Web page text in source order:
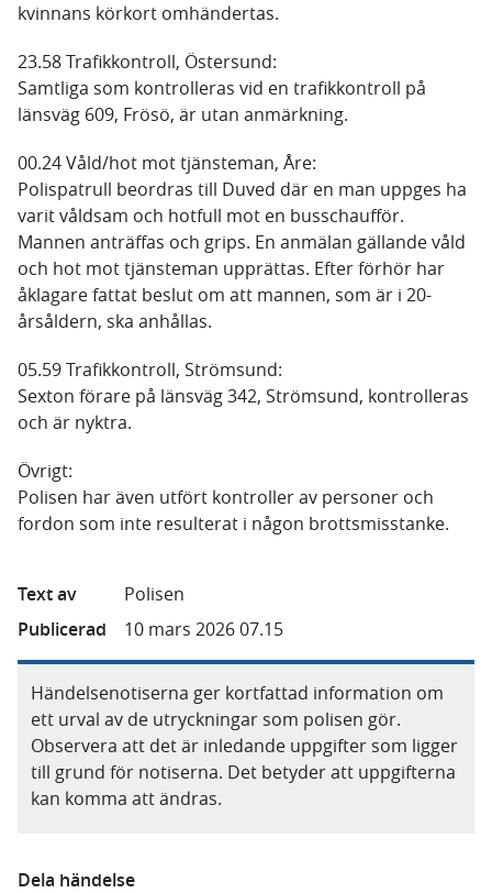
kvinnans körkort omhändertas.
23.58 Trafikkontroll, Östersund:
Samtliga som kontrolleras vid en trafikkontroll på
länsväg 609, Frösö, är utan anmärkning.
00.24 Våld/hot mot tjänsteman, Åre:
Polispatrull beordras till Duved där en man uppges ha
varit våldsam och hotfull mot en busschaufför.
Mannen anträffas och grips. En anmälan gällande våld
och hot mot tjänsteman upprättas. Efter förhör har
åklagare fattat beslut om att mannen, som är i 20-
årsåldern, ska anhållas.
05.59 Trafikkontroll, Strömsund:
Sexton förare på länsväg 342, Strömsund, kontrolleras
och är nyktra.
Övrigt:
Polisen har även utfört kontroller av personer och
fordon som inte resulterat i någon brottsmisstanke.
Text av
Polisen
Publicerad
10 mars 2026 07.15
Händelsenotiserna ger kortfattad information om
ett urval av de utryckningar som polisen gör.
Observera att det är inledande uppgifter som ligger
till grund för notiserna. Det betyder att uppgifterna
kan komma att ändras.
Dela händelse